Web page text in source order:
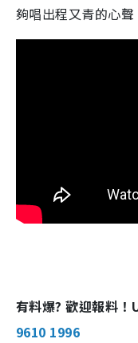
夠唱出程又青的心聲
有料爆? 歡迎報料
9610 1996